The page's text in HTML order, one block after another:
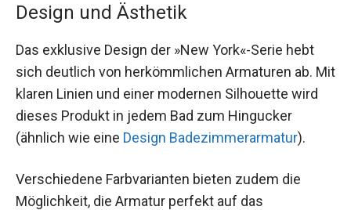
Design und Ästhetik
Das exklusive Design der »New York«-Serie hebt
sich deutlich von herkömmlichen Armaturen ab. Mit
klaren Linien und einer modernen Silhouette wird
dieses Produkt in jedem Bad zum Hingucker
(ähnlich wie eine Design Badezimmerarmatur).
Verschiedene Farbvarianten bieten zudem die
Möglichkeit, die Armatur perfekt auf das